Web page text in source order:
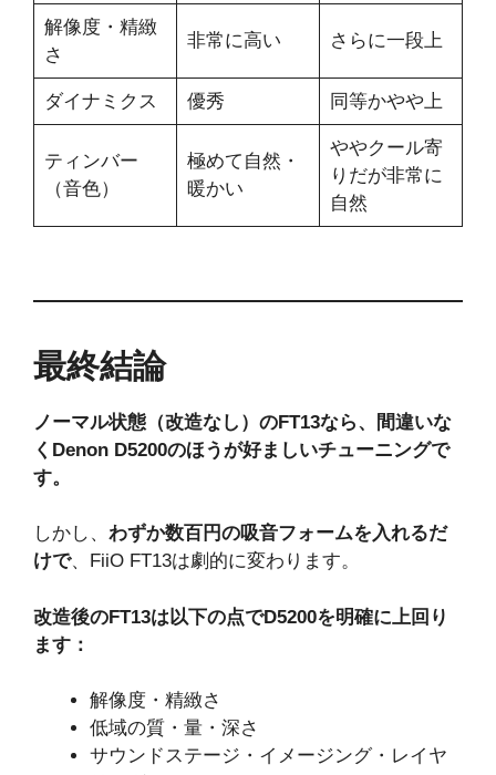
解像度・精緻
さ
非常に高い さらに一段上
ダイナミクス 優秀 同等かやや上
ティンバー
（音色）
極めて自然・
暖かい
ややクール寄
りだが非常に
自然
最終結論
ノーマル状態（改造なし）のFT13なら、間違いな
くDenon D5200のほうが好ましいチューニングで
す。
しかし、 わずか数百円の吸音フォームを入れるだ
けで、FiiO FT13は劇的に変わります。
改造後のFT13は以下の点でD5200を明確に上回り
ます：
解像度・精緻さ
低域の質・量・深さ
サウンドステージ・イメージング・レイヤ